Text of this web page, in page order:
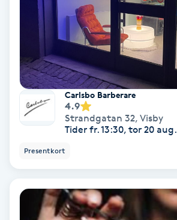
Hudvård
Hyaluronsyra
Hyperhidros
Hypnos
Hårborttagning
Hårförlängning
Carlsbo Barberare
4.9
Strandgatan 32, Visby
Tider fr. 13:30, tor 20 aug.
Presentkort